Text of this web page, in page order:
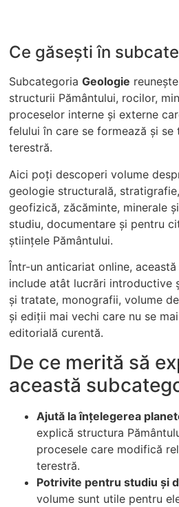
Ce găsești în
SubcategoriaGeologie
structurii Pământului, rocilor,
proceselor interne și externe
felului în care se formează și
terestră.
Aici poți descoperi volume
geologie structurală,
geofizică, zăcăminte, minerale
studiu, documentare și pentru
științele Pământului.
Într-un anticariat online,
include atât lucrări introductive
și tratate, monografii, volume
și ediții mai vechi care nu se
editorială curentă.
De ce merită să
această
Ajută la înțelegerea
explică structura
procesele care modifică
terestră.
Potrivite pentru studiu și
volume sunt utile pentru